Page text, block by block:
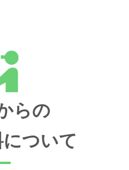
らの
ついて